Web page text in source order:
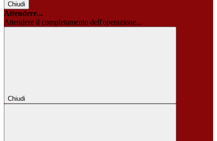
Chiudi
Attendere...
Attendere il completamento dell'operazione...
Chiudi